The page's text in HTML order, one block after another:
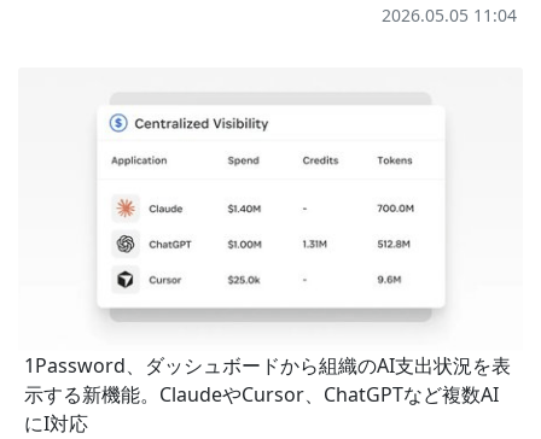
2026.05.05 11:04
1Password、ダッシュボードから組織のAI支出状況を表
示する新機能。ClaudeやCursor、ChatGPTなど複数AI
にI対応